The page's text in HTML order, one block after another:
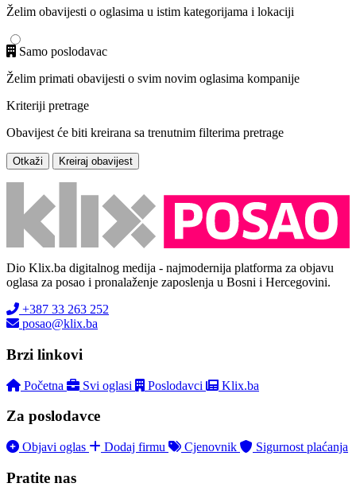
Želim obavijesti o oglasima u istim kategorijama i lokaciji
Samo poslodavac
Želim primati obavijesti o svim novim oglasima kompanije
Kriteriji pretrage
Obavijest će biti kreirana sa trenutnim filterima pretrage
Otkaži Kreiraj obavijest
Dio Klix.ba digitalnog medija - najmodernija platforma za objavu
oglasa za posao i pronalaženje zaposlenja u Bosni i Hercegovini.
+387 33 263 252
posao@klix.ba
Brzi linkovi
Početna Svi oglasi Poslodavci Klix.ba
Za poslodavce
Objavi oglas Dodaj firmu Cjenovnik Sigurnost plaćanja
Pratite nas